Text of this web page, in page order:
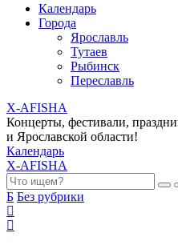
Календарь
Города
Ярославль
Тутаев
Рыбинск
Переславль
X-AFISHA
Концерты, фестивали,
и Ярославской области!
Календарь
X-AFISHA
Б Без рубрики